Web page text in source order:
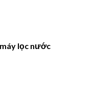
lọc nước